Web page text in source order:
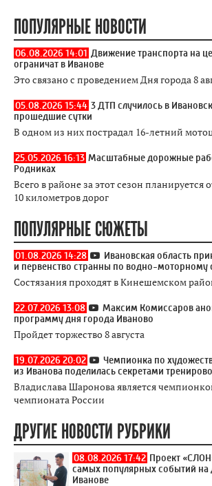
ПОПУЛЯРНЫЕ НОВОСТИ
06.08.2026 14:01 Движение транспорта на
ограничат в Иванове
Это связано с проведением Дня города 8
05.08.2026 15:44 3 ДТП случилось в
прошедшие сутки
В одном из них пострадал 16-летний
25.05.2026 16:13 Масштабные дорожные
Родниках
Всего в районе за этот сезон планируется
10 километров дорог
ПОПУЛЯРНЫЕ СЮЖЕТЫ
01.08.2026 14:28
Ивановская область
и первенство странны по водно-моторному
Состязания проходят в Кинешемском
22.07.2026 13:08
Максим Комиссаров
программу дня города Иваново
Пройдет торжество 8 августа
19.07.2026 20:02
Чемпионка по
из Иванова поделилась секретами
Владислава Шаронова является
чемпионата России
ДРУГИЕ НОВОСТИ РУБРИКИ
08.08.2026 17:42 Проект
самых популярных событий на
Иванове